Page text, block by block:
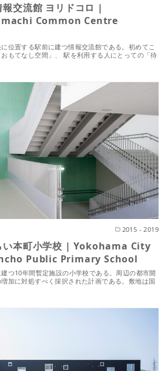
交流館 ヨリドコロ |
Common Centre
位置する駅前に建つ情報交流館である。初めてこ
もてなし空間」、 駅を利用する人にとっての「待
2015 - 2019
い本町小学校 | Yokohama City
Public Primary School
つ10年間暫定施設の小学校である。周辺の都市開
加に対処すべく採択された計画である。敷地は国